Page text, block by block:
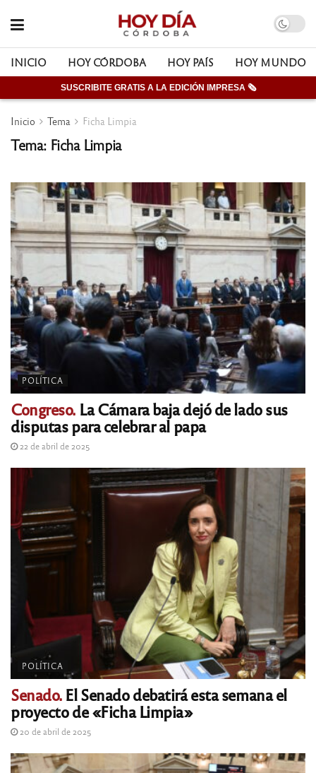
INICIO HOY CÓRDOBA HOY PAÍS HOY MUNDO
SUSCRIBITE GRATIS A LA EDICIÓN IMPRESA 🗞
Inicio Tema Ficha Limpia
Tema: Ficha Limpia
POLÍTICA
Congreso. La Cámara baja dejó de lado sus
disputas para celebrar al papa
22 de abril de 2025
POLÍTICA
Senado.El Senado debatirá esta semana el
proyecto de «Ficha Limpia»
20 de abril de 2025